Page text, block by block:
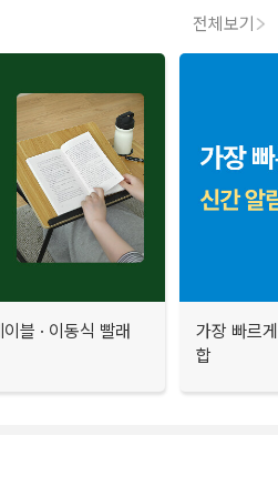
전체보기
블 · 이동식 빨래
가장 빠르
합